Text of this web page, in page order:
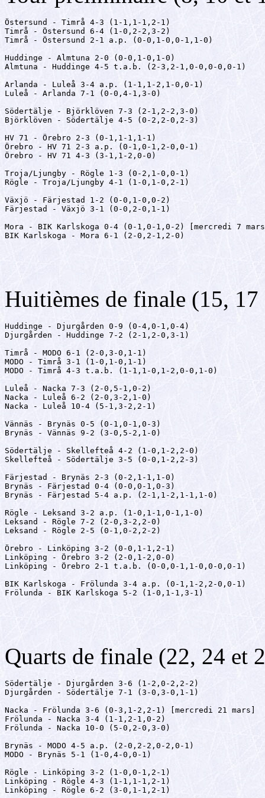
Östersund - Timrå 4-3 (1-1,1-1,2-1)
Timrå - Östersund 6-4 (1-0,2-2,3-2)
Timrå - Östersund 2-1 a.p. (0-0,1-0,0-1,1-0)
Huddinge - Almtuna 2-0 (0-0,1-0,1-0)
Almtuna - Huddinge 4-5 t.a.b. (2-3,2-1,0-0,0-0,0-1)
Arlanda - Luleå 3-4 a.p. (1-1,1-2,1-0,0-1)
Luleå - Arlanda 7-1 (0-0,4-1,3-0)
Södertälje - Björklöven 7-3 (2-1,2-2,3-0)
Björklöven - Södertälje 4-5 (0-2,2-0,2-3)
HV 71 - Örebro 2-3 (0-1,1-1,1-1)
Örebro - HV 71 2-3 a.p. (0-1,0-1,2-0,0-1)
Örebro - HV 71 4-3 (3-1,1-2,0-0)
Troja/Ljungby - Rögle 1-3 (0-2,1-0,0-1)
Rögle - Troja/Ljungby 4-1 (1-0,1-0,2-1)
Växjö - Färjestad 1-2 (0-0,1-0,0-2)
Färjestad - Växjö 3-1 (0-0,2-0,1-1)
Mora - BIK Karlskoga 0-4 (0-1,0-1,0-2) [mercredi 7
BIK Karlskoga - Mora 6-1 (2-0,2-1,2-0)
Huitièmes de finale (15, 17
Huddinge - Djurgården 0-9 (0-4,0-1,0-4)
Djurgården - Huddinge 7-2 (2-1,2-0,3-1)
Timrå - MODO 6-1 (2-0,3-0,1-1)
MODO - Timrå 3-1 (1-0,1-0,1-1)
MODO - Timrå 4-3 t.a.b. (1-1,1-0,1-2,0-0,1-0)
Luleå - Nacka 7-3 (2-0,5-1,0-2)
Nacka - Luleå 6-2 (2-0,3-2,1-0)
Nacka - Luleå 10-4 (5-1,3-2,2-1)
Vännäs - Brynäs 0-5 (0-1,0-1,0-3)
Brynäs - Vännäs 9-2 (3-0,5-2,1-0)
Södertälje - Skellefteå 4-2 (1-0,1-2,2-0)
Skellefteå - Södertälje 3-5 (0-0,1-2,2-3)
Färjestad - Brynäs 2-3 (0-2,1-1,1-0)
Brynäs - Färjestad 0-4 (0-0,0-1,0-3)
Brynäs - Färjestad 5-4 a.p. (2-1,1-2,1-1,1-0)
Rögle - Leksand 3-2 a.p. (1-0,1-1,0-1,1-0)
Leksand - Rögle 7-2 (2-0,3-2,2-0)
Leksand - Rögle 2-5 (0-1,0-2,2-2)
Örebro - Linköping 3-2 (0-0,1-1,2-1)
Linköping - Örebro 3-2 (2-0,1-2,0-0)
Linköping - Örebro 2-1 t.a.b. (0-0,0-1,1-0,0-0,0-1)
BIK Karlskoga - Frölunda 3-4 a.p. (0-1,1-2,2-0,0-1)
Frölunda - BIK Karlskoga 5-2 (1-0,1-1,3-1)
Quarts de finale (22, 24 et
Södertälje - Djurgården 3-6 (1-2,0-2,2-2)
Djurgården - Södertälje 7-1 (3-0,3-0,1-1)
Nacka - Frölunda 3-6 (0-3,1-2,2-1) [mercredi 21 mars]
Frölunda - Nacka 3-4 (1-1,2-1,0-2)
Frölunda - Nacka 10-0 (5-0,2-0,3-0)
Brynäs - MODO 4-5 a.p. (2-0,2-2,0-2,0-1)
MODO - Brynäs 5-1 (1-0,4-0,0-1)
Rögle - Linköping 3-2 (1-0,0-1,2-1)
Linköping - Rögle 4-3 (1-1,1-1,2-1)
Linköping - Rögle 6-2 (3-0,1-1,2-1)